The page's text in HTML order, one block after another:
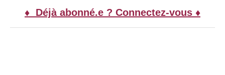
♦ Déjà abonné.e ? Connectez-vous ♦